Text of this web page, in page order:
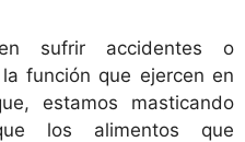
sufrir accidentes o
función que ejercen en
estamos masticando
los alimentos que